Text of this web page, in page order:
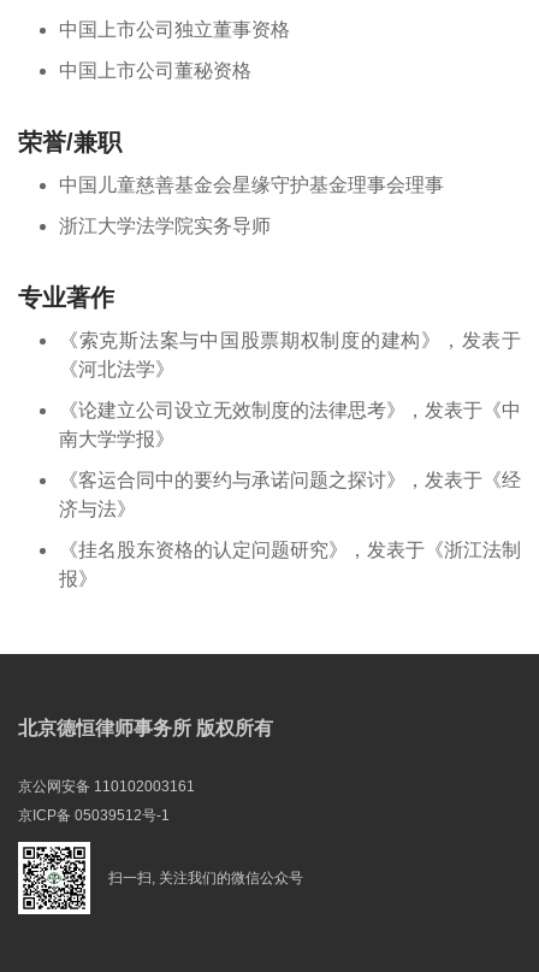
中国上市公司独立董事资格
中国上市公司董秘资格
荣誉/兼职
中国儿童慈善基金会星缘守护基金理事会理事
浙江大学法学院实务导师
专业著作
《索克斯法案与中国股票期权制度的建构》，发表于
《河北法学》
《论建立公司设立无效制度的法律思考》，发表于《中
南大学学报》
《客运合同中的要约与承诺问题之探讨》，发表于《经
济与法》
《挂名股东资格的认定问题研究》，发表于《浙江法制
报》
北京德恒律师事务所 版权所有
京公网安备 110102003161
京ICP备 05039512号-1
扫一扫, 关注我们的微信公众号